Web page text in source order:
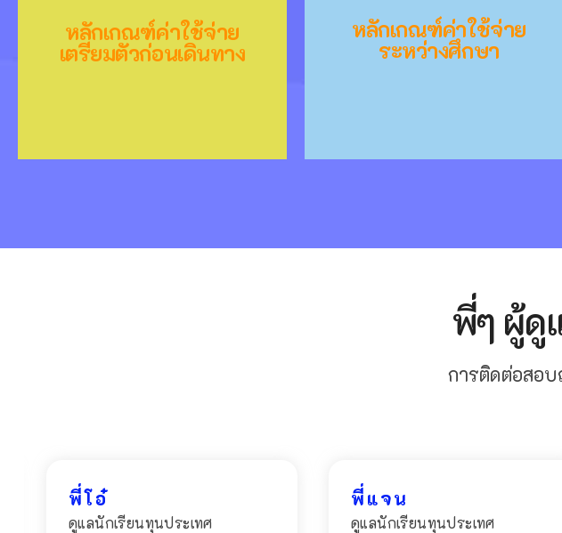
หลักเกณฑ์ค่าใช้จ่าย
เตรียมตัวก่อนเดินทาง
หลักเกณฑ์ค่าใช้จ่ายเตรียม
ตัวก่อนเดินทาง หลักเกณฑ์ค่าใช้จ่าย
ระหว่างศึกษา
หลักเกณฑ์ค่าใช้จ่าย
ระหว่างศึกษา
พี่ๆ ผู้ดู
การติดต่อสอ
พี่โอ๋
ดูแลนักเรียนทุนประเทศ
พี่แจน
ดูแลนักเรียนทุนประเทศ